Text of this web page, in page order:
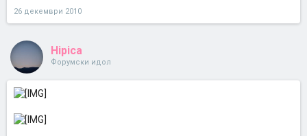
26 декември 2010
Hipica
Форумски идол